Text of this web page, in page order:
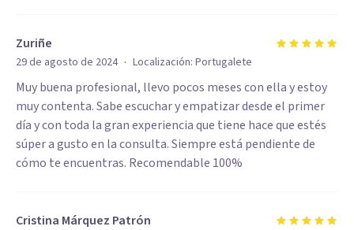
Zuriñe
29 de agosto de 2024 · Localización: Portugalete
Muy buena profesional, llevo pocos meses con ella y estoy
muy contenta. Sabe escuchar y empatizar desde el primer
día y con toda la gran experiencia que tiene hace que estés
súper a gusto en la consulta. Siempre está pendiente de
cómo te encuentras. Recomendable 100%
Cristina Márquez Patrón